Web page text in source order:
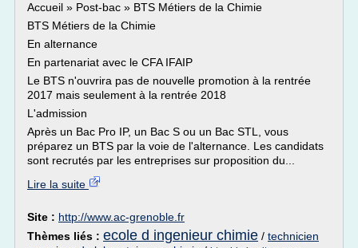
Accueil » Post-bac » BTS Métiers de la Chimie
BTS Métiers de la Chimie
En alternance
En partenariat avec le CFA IFAIP
Le BTS n'ouvrira pas de nouvelle promotion à la rentrée
2017 mais seulement à la rentrée 2018
L'admission
Après un Bac Pro IP, un Bac S ou un Bac STL, vous
préparez un BTS par la voie de l'alternance. Les candidats
sont recrutés par les entreprises sur proposition du...
Lire la suite
Site : http://www.ac-grenoble.fr
Thèmes liés : ecole d ingenieur chimie / technicien